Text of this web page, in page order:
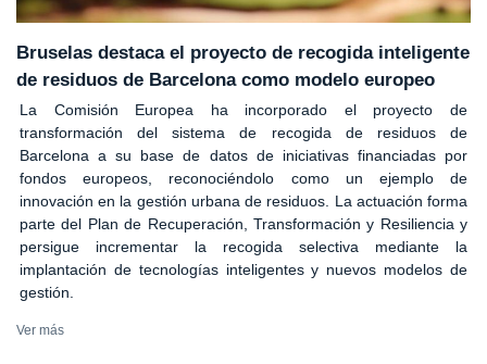
Bruselas destaca el proyecto de recogida inteligente
de residuos de Barcelona como modelo europeo
La Comisión Europea ha incorporado el proyecto de
transformación del sistema de recogida de residuos de
Barcelona a su base de datos de iniciativas financiadas por
fondos europeos, reconociéndolo como un ejemplo de
innovación en la gestión urbana de residuos. La actuación forma
parte del Plan de Recuperación, Transformación y Resiliencia y
persigue incrementar la recogida selectiva mediante la
implantación de tecnologías inteligentes y nuevos modelos de
gestión.
Ver más